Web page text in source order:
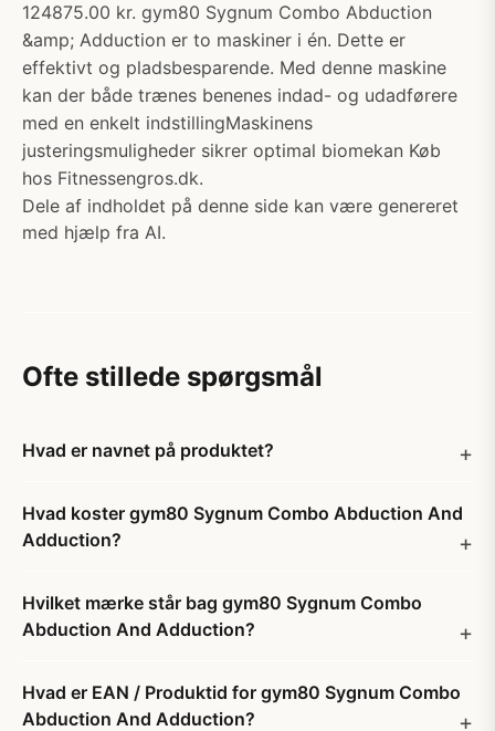
124875.00 kr. gym80 Sygnum Combo Abduction
&amp; Adduction er to maskiner i én. Dette er
effektivt og pladsbesparende. Med denne maskine
kan der både trænes benenes indad- og udadførere
med en enkelt indstillingMaskinens
justeringsmuligheder sikrer optimal biomekan Køb
hos Fitnessengros.dk.
Dele af indholdet på denne side kan være genereret
med hjælp fra AI.
Ofte stillede spørgsmål
Hvad er navnet på produktet?
Hvad koster gym80 Sygnum Combo Abduction And
Adduction?
Hvilket mærke står bag gym80 Sygnum Combo
Abduction And Adduction?
Hvad er EAN / Produktid for gym80 Sygnum Combo
Abduction And Adduction?